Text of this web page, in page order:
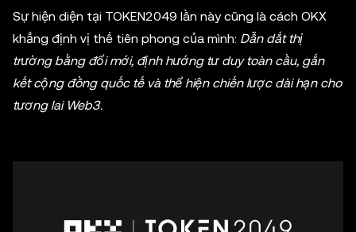
Sự hiện diện tại TOKEN2049 lần này cũng là cách OKX
khẳng định vị thế tiên phong của mình: Dẫn dắt thị
trường bằng đổi mới, định hướng tư duy toàn cầu, gắn
kết cộng đồng quốc tế và thể hiện chiến lược dài hạn cho
tương lai Web3.